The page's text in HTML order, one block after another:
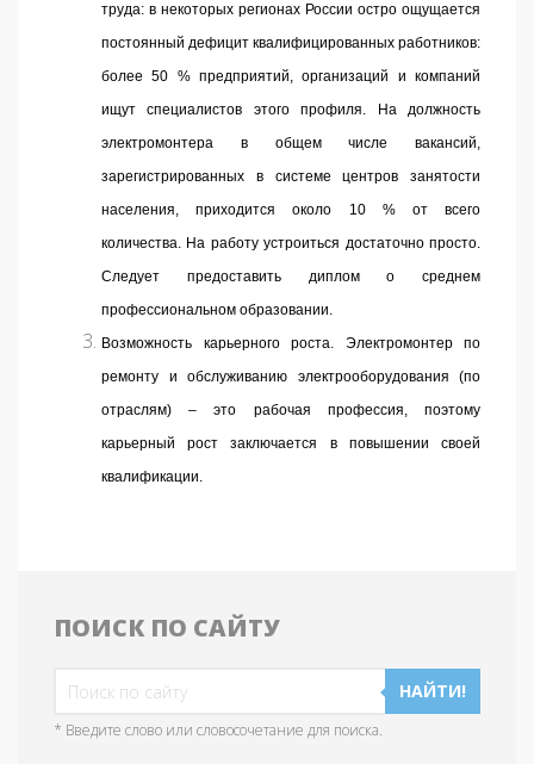
труда: в некоторых регионах России остро ощущается
постоянный дефицит квалифицированных работников:
более 50 % предприятий, организаций и компаний
ищут специалистов этого профиля. На должность
электромонтера в общем числе вакансий,
зарегистрированных в системе центров занятости
населения, приходится около 10 % от всего
количества. На работу устроиться достаточно просто.
Следует предоставить диплом о среднем
профессиональном образовании.
Возможность карьерного роста. Электромонтер по
ремонту и обслуживанию электрооборудования (по
отраслям) – это рабочая профессия, поэтому
карьерный рост заключается в повышении своей
квалификации.
ПОИСК ПО САЙТУ
НАЙТИ!
* Введите слово или словосочетание для поиска.